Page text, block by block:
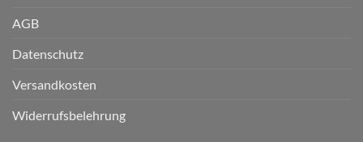
AGB
Datenschutz
Versandkosten
Widerrufsbelehrung